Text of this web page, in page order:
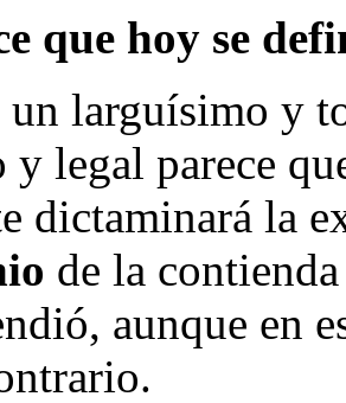
que hoy se
un larguísimo y
y legal parece
dictaminará la
de la
aunque en